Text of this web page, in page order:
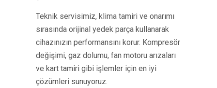
Teknik servisimiz, klima tamiri ve onarımı
sırasında orijinal yedek parça kullanarak
cihazınızın performansını korur. Kompresör
değişimi, gaz dolumu, fan motoru arızaları
ve kart tamiri gibi işlemler için en iyi
çözümleri sunuyoruz.